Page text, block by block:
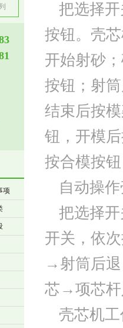
项
把选择
按钮。壳
开始射砂
按钮；射
结束后按
钮，开模
按合模按
自动操
把选择
开关，依
→射筒后
芯→项芯
壳芯机